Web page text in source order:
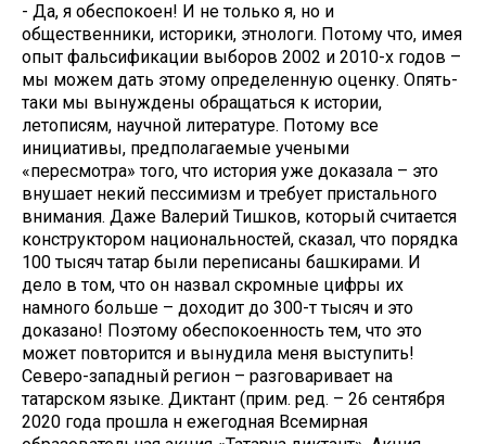
- Да, я обеспокоен! И не только я, но и
общественники, историки, этнологи. Потому что, имея
опыт фальсификации выборов 2002 и 2010-х годов –
мы можем дать этому определенную оценку. Опять-
таки мы вынуждены обращаться к истории,
летописям, научной литературе. Потому все
инициативы, предполагаемые учеными
«пересмотра» того, что история уже доказала – это
внушает некий пессимизм и требует пристального
внимания. Даже Валерий Тишков, который считается
конструктором национальностей, сказал, что порядка
100 тысяч татар были переписаны башкирами. И
дело в том, что он назвал скромные цифры их
намного больше – доходит до 300-т тысяч и это
доказано! Поэтому обеспокоенность тем, что это
может повторится и вынудила меня выступить!
Северо-западный регион – разговаривает на
татарском языке. Диктант (прим. ред. – 26 сентября
2020 года прошла н ежегодная Всемирная